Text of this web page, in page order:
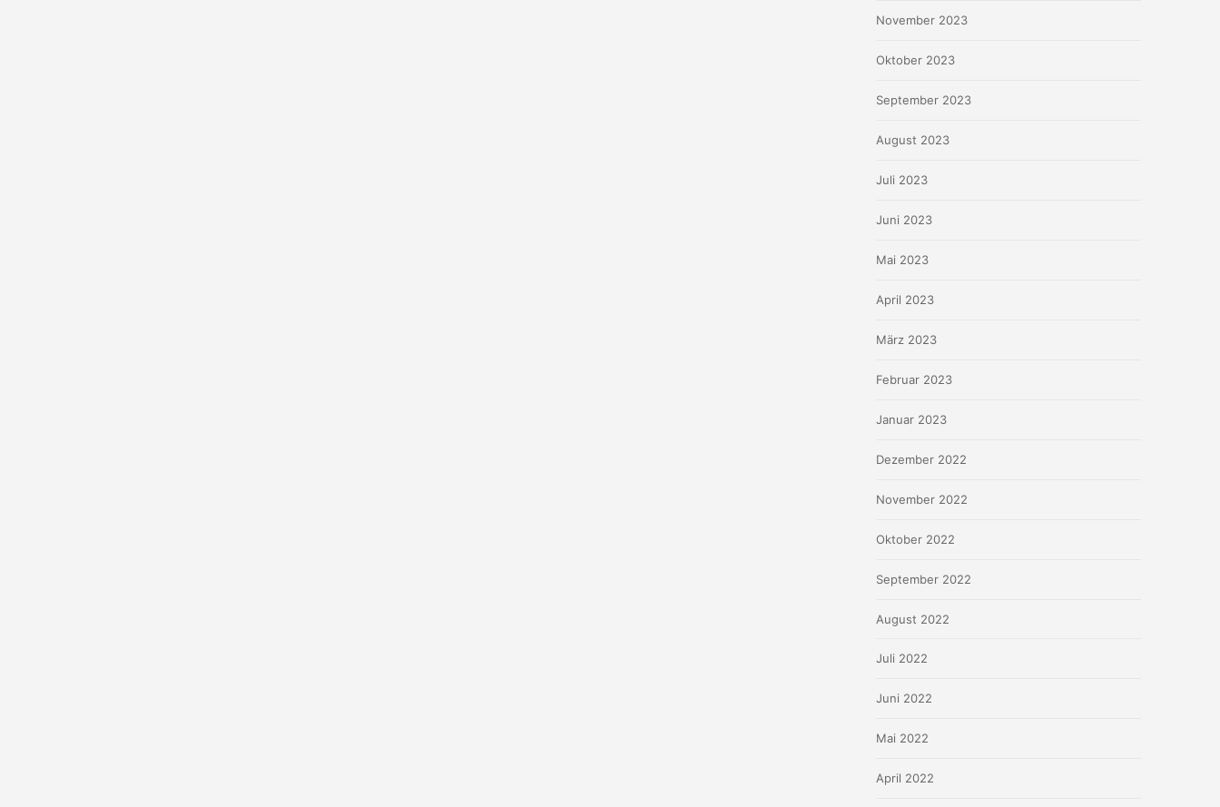
November 2023
Oktober 2023
September 2023
August 2023
Juli 2023
Juni 2023
Mai 2023
April 2023
März 2023
Februar 2023
Januar 2023
Dezember 2022
November 2022
Oktober 2022
September 2022
August 2022
Juli 2022
Juni 2022
Mai 2022
April 2022